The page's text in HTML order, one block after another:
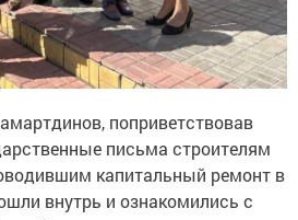
поприветствовав
письма строителям
капитальный ремонт в
внутрь и ознакомились с